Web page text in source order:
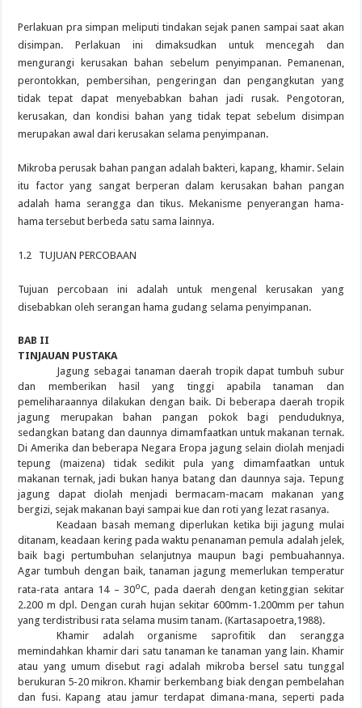
Perlakuan pra simpan meliputi tindakan sejak panen sampai saat akan
disimpan. Perlakuan ini dimaksudkan untuk mencegah dan
mengurangi kerusakan bahan sebelum penyimpanan. Pemanenan,
perontokkan, pembersihan, pengeringan dan pengangkutan yang
tidak tepat dapat menyebabkan bahan jadi rusak. Pengotoran,
kerusakan, dan kondisi bahan yang tidak tepat sebelum disimpan
merupakan awal dari kerusakan selama penyimpanan.
Mikroba perusak bahan pangan adalah bakteri, kapang, khamir. Selain
itu factor yang sangat berperan dalam kerusakan bahan pangan
adalah hama serangga dan tikus. Mekanisme penyerangan hama-
hama tersebut berbeda satu sama lainnya.
1.2 TUJUAN PERCOBAAN
Tujuan percobaan ini adalah untuk mengenal kerusakan yang
disebabkan oleh serangan hama gudang selama penyimpanan.
BAB II
TINJAUAN PUSTAKA
Jagung sebagai tanaman daerah tropik dapat tumbuh subur
dan memberikan hasil yang tinggi apabila tanaman dan
pemeliharaannya dilakukan dengan baik. Di beberapa daerah tropik
jagung merupakan bahan pangan pokok bagi penduduknya,
sedangkan batang dan daunnya dimamfaatkan untuk makanan ternak.
Di Amerika dan beberapa Negara Eropa jagung selain diolah menjadi
tepung (maizena) tidak sedikit pula yang dimamfaatkan untuk
makanan ternak, jadi bukan hanya batang dan daunnya saja. Tepung
jagung dapat diolah menjadi bermacam-macam makanan yang
bergizi, sejak makanan bayi sampai kue dan roti yang lezat rasanya.
Keadaan basah memang diperlukan ketika biji jagung mulai
ditanam, keadaan kering pada waktu penanaman pemula adalah jelek,
baik bagi pertumbuhan selanjutnya maupun bagi pembuahannya.
Agar tumbuh dengan baik, tanaman jagung memerlukan temperatur
rata-rata antara 14 – 30oC, pada daerah dengan ketinggian sekitar
2.200 m dpl. Dengan curah hujan sekitar 600mm-1.200mm per tahun
yang terdistribusi rata selama musim tanam. (Kartasapoetra,1988).
Khamir adalah organisme saprofitik dan serangga
memindahkan khamir dari satu tanaman ke tanaman yang lain. Khamir
atau yang umum disebut ragi adalah mikroba bersel satu tunggal
berukuran 5-20 mikron. Khamir berkembang biak dengan pembelahan
dan fusi. Kapang atau jamur terdapat dimana-mana, seperti pada